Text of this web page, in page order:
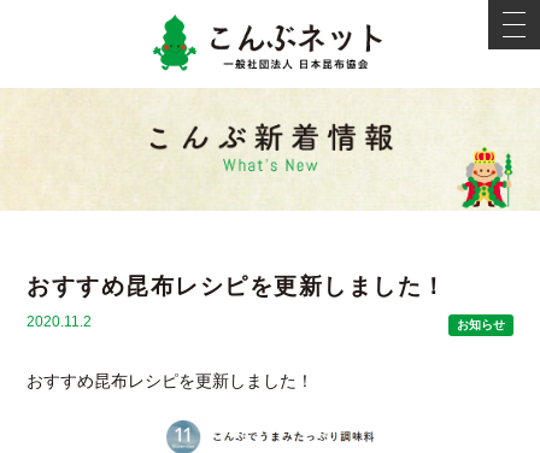
こんぶ
おすすめ昆布レシピを更新しました！
2020.11.2 お知らせ
おすすめ昆布レシピを更新しました！
t
o
g
v
g